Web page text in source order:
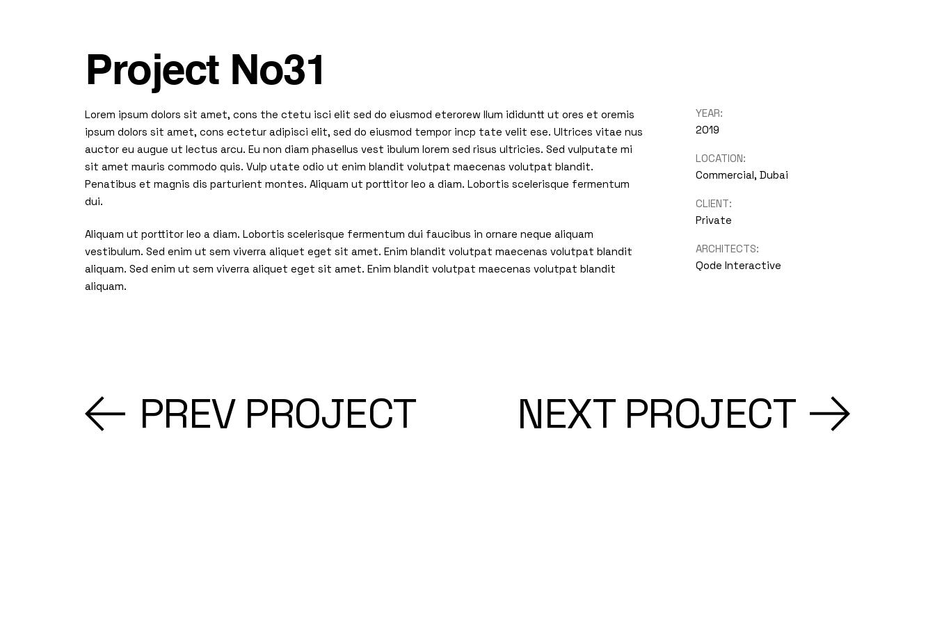
Project No31
Lorem ipsum dolors sit amet, cons the ctetu isci elit sed do eiusmod eterorew llum ididuntt ut ores et oremis
ipsum dolors sit amet, cons ectetur adipisci elit, sed do eiusmod tempor incp tate velit ese. Ultrices vitae nus
auctor eu augue ut lectus arcu. Eu non diam phasellus vest ibulum lorem sed risus ultricies. Sed vulputate mi
sit amet mauris commodo quis. Vulp utate odio ut enim blandit volutpat maecenas volutpat blandit.
Penatibus et magnis dis parturient montes. Aliquam ut porttitor leo a diam. Lobortis scelerisque fermentum
dui.
Aliquam ut porttitor leo a diam. Lobortis scelerisque fermentum dui faucibus in ornare neque aliquam
vestibulum. Sed enim ut sem viverra aliquet eget sit amet. Enim blandit volutpat maecenas volutpat blandit
aliquam. Sed enim ut sem viverra aliquet eget sit amet. Enim blandit volutpat maecenas volutpat blandit
aliquam.
YEAR:
2019
LOCATION:
Commercial, Dubai
CLIENT:
Private
ARCHITECTS:
Qode Interactive
PREV PROJECT NEXT PROJECT